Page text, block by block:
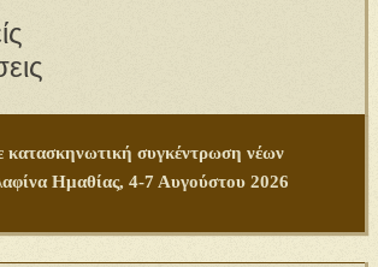
συγκέντρωση νέων
Ημαθίας, 4-7 Αυγούστου 2026